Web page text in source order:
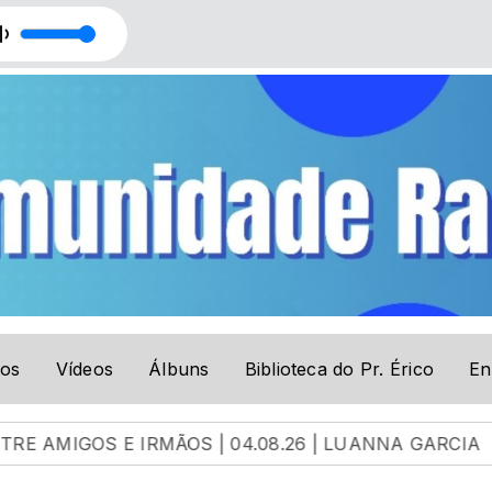
Vídeos Álbuns Biblioteca do Pr. Érico
E IRMÃOS | 04.08.26 | LUANNA GARCIA EUA